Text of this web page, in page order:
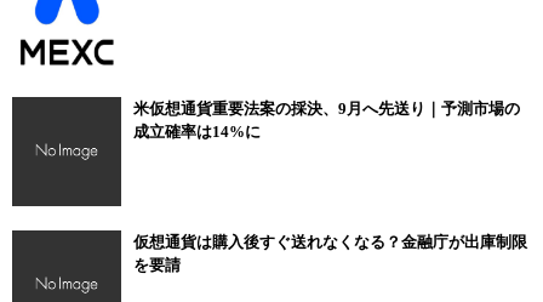
米仮想通貨重要法案の採決、9月へ先送り｜予測市場の
成立確率は14%に
仮想通貨は購入後すぐ送れなくなる？金融庁が出庫制限
を要請